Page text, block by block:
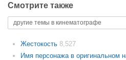
Смотрите также
другие темы в кинематографе
Жестокость 8,527
Имя персонажа в оригинальном